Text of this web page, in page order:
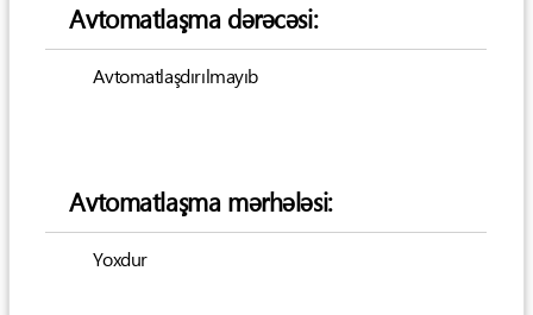
Avtomatlaşma dərəcəsi:
Avtomatlaşdırılmayıb
Avtomatlaşma mərhələsi:
Yoxdur